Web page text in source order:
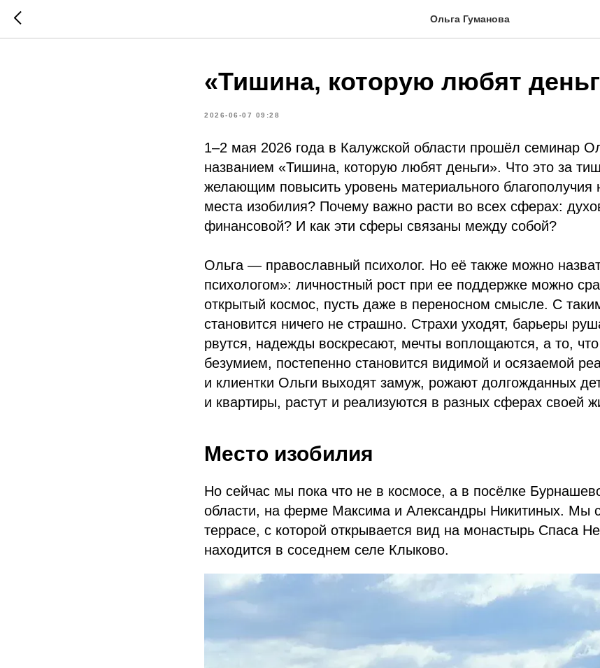
Ольга Гуманова
«Тишина, которую любят
2026-06-07 09:28
1–2 мая 2026 года в Калужской области прошёл семинар
названием «Тишина, которую любят деньги». Что это за
желающим повысить уровень материального благополучия
места изобилия? Почему важно расти во всех сферах:
финансовой? И как эти сферы связаны между собой?
Ольга — православный психолог. Но еë также можно
психологом»: личностный рост при ее поддержке можно
открытый космос, пусть даже в переносном смысле. С
становится ничего не страшно. Страхи уходят, барьеры
рвутся, надежды воскресают, мечты воплощаются, а то,
безумием, постепенно становится видимой и осязаемой
и клиентки Ольги выходят замуж, рожают долгожданных
и квартиры, растут и реализуются в разных сферах своей
Место изобилия
Но сейчас мы пока что не в космосе, а в посëлке
области, на ферме Максима и Александры Никитиных. Мы
террасе, с которой открывается вид на монастырь Спаса
находится в соседнем селе Клыково.